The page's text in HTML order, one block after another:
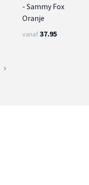
- Sammy Fox
Oranje
vanaf37.95